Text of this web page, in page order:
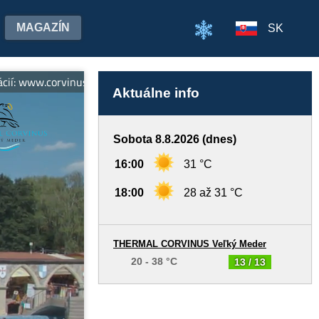
MAGAZÍN SK
Aktuálne info
Sobota 8.8.2026 (dnes)
16:00 31 °C
18:00 28 až 31 °C
13 / 13
THERMAL CORVINUS Veľký Meder
20 - 38 °C